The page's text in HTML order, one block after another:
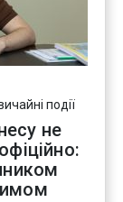
події
не